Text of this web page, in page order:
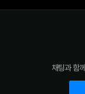
채팅과 함께